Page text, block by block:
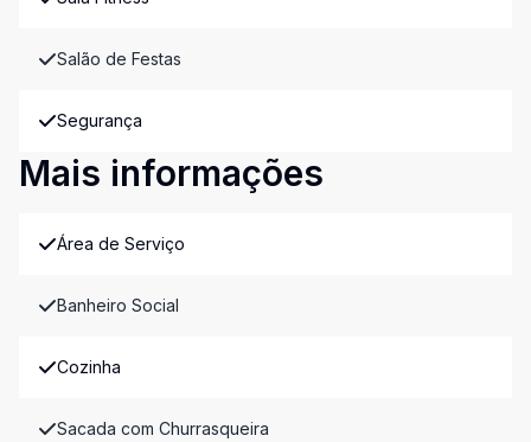
Salão de Festas
Segurança
Mais informações
Área de Serviço
Banheiro Social
Cozinha
Sacada com Churrasqueira